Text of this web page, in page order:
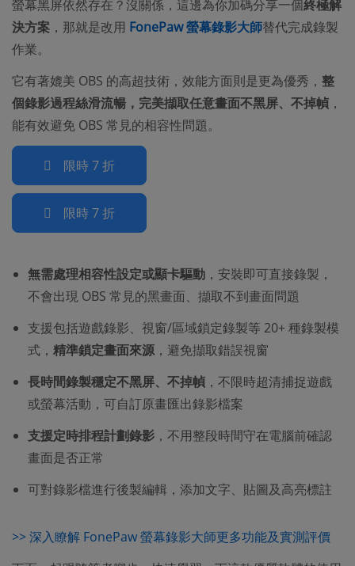
螢幕黑屏依然存在？沒關係，這邊為你加碼分享一個終極解
決方案 ，那就是改用 FonePaw 螢幕錄影大師替代完成錄製
作業。
它有著媲美 OBS 的高超技術，效能方面則是更為優秀， 整
個錄影過程絲滑流暢，完美擷取任意畫面不黑屏、不掉幀 ，
能有效避免 OBS 常見的相容性問題。
限時 7 折
限時 7 折
無需處理相容性設定或顯卡驅動 ，安裝即可直接錄製，
不會出現 OBS 常見的黑畫面、擷取不到畫面問題
支援包括遊戲錄影、視窗/區域鎖定錄製等 20+ 種錄製模
式， 精準鎖定畫面來源，避免擷取錯誤視窗
長時間錄製穩定不黑屏、不掉幀 ，不限時超清捕捉遊戲
或螢幕活動，可自訂原畫匯出錄影檔案
支援定時排程計劃錄影 ，不用整段時間守在電腦前確認
畫面是否正常
可對錄影檔進行後製編輯，添加文字、貼圖及高亮標註
>> 深入瞭解 FonePaw 螢幕錄影大師更多功能及實測評價